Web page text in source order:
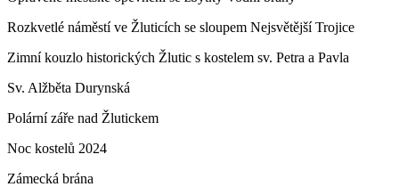
Rozkvetlé náměstí ve Žluticích se sloupem Nejsvětější Trojice
Zimní kouzlo historických Žlutic s kostelem sv. Petra a Pavla
Sv. Alžběta Durynská
Polární záře nad Žlutickem
Noc kostelů 2024
Zámecká brána